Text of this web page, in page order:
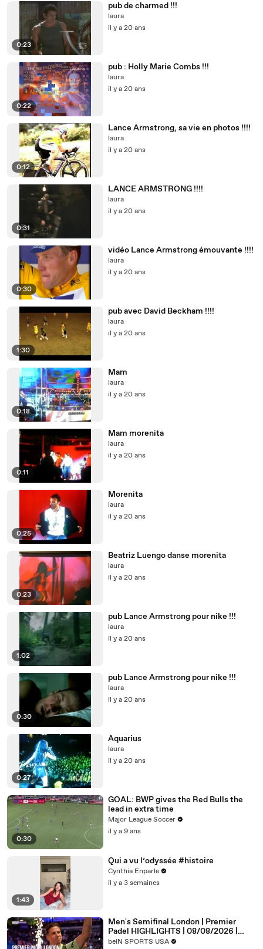
0:23
pub de charmed !!!
laura
il y a 20 ans
0:22
pub : Holly Marie Combs !!!
laura
il y a 20 ans
0:12
Lance Armstrong, sa vie en photos !!!!
laura
il y a 20 ans
0:31
LANCE ARMSTRONG !!!!
laura
il y a 20 ans
0:30
vidéo Lance Armstrong émouvante !!!!
laura
il y a 20 ans
1:30
pub avec David Beckham !!!!
laura
il y a 20 ans
0:18
Mam
laura
il y a 20 ans
0:11
Mam morenita
laura
il y a 20 ans
0:25
Morenita
laura
il y a 20 ans
0:23
Beatriz Luengo danse morenita
laura
il y a 20 ans
1:02
pub Lance Armstrong pour nike !!!
laura
il y a 20 ans
0:30
pub Lance Armstrong pour nike !!!
laura
il y a 20 ans
0:27
Aquarius
laura
il y a 20 ans
0:30
GOAL: BWP gives the Red Bulls the
lead in extra time
Major League Soccer
il y a 9 ans
1:43
Qui a vu l’odyssée #histoire
Cynthia Enparle
il y a 3 semaines
Men's Semifinal London | Premier
Padel HIGHLIGHTS | 08/08/2026 |
beIN SPORTS USA
beIN SPORTS USA